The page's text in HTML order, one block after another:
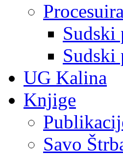
Sudski
Sudski
UG Kalina
Knjige
Savo